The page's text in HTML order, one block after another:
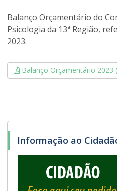
Balanço Orçamentário do
Psicologia da 13ª Região,
2023.
Balanço Orçamentário 2023
Informação ao